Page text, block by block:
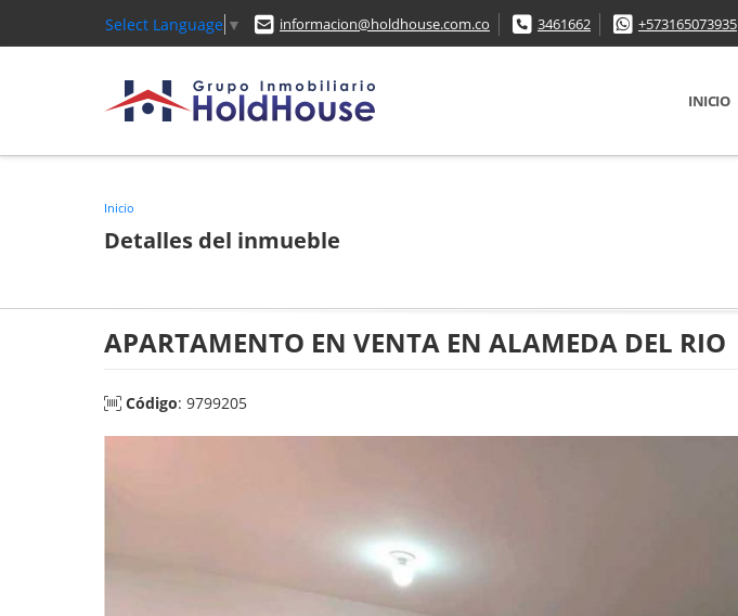
Select Language ▼ informacion@holdhouse.com.co 3461662 +573165073935
INICIO
Inicio
Detalles del inmueble
APARTAMENTO EN VENTA EN ALAMEDA DEL RIO
Código: 9799205